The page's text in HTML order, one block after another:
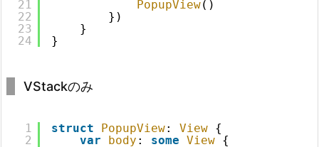
21
22
23
24
PopupView()
})
}
}
VStackのみ
1
2
struct PopupView: View {
var
body : some View {